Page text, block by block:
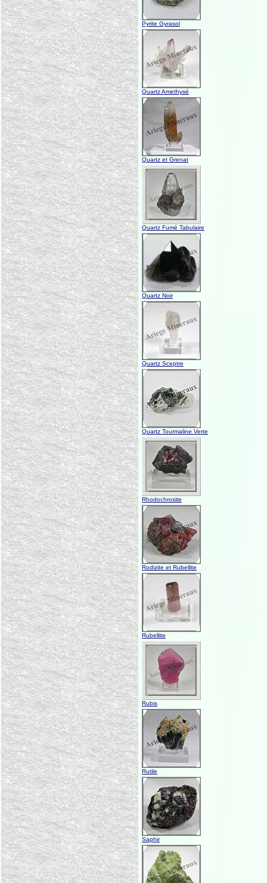
Pyrite Gyrasol
Quartz Amethysé
Quartz et Grenat
Quartz Fumé Tabulaire
Quartz Noir
Quartz Sceptre
Quartz Tourmaline Verte
Rhodochrosite
Rodizite et Rubellite
Rubellite
Rubis
Rutile
Saphir